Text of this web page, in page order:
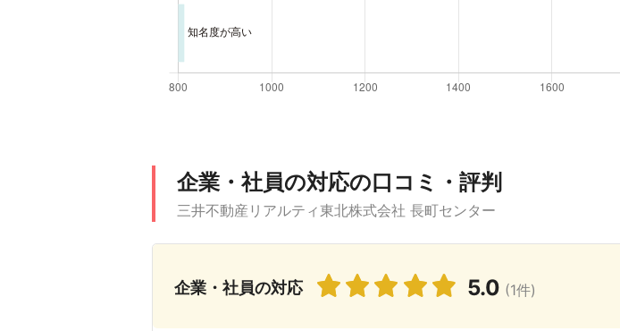
企業・社員の対応の口コミ・評判
三井不動産リアルティ東北株式会社 長町センター
企業・社員の対応 5.0 (1件)